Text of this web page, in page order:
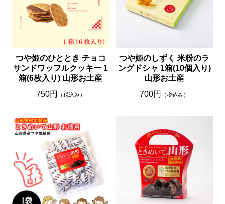
つや姫のひととき チョコ
サンドワッフルクッキー 1
箱(6枚入り) 山形お土産
750円
（税込み）
つや姫のしずく 米粉のラ
ングドシャ 1箱(10個入り)
山形お土産
700円
（税込み）